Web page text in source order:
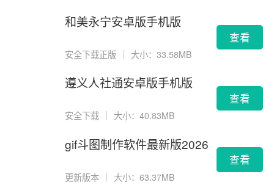
和美永宁安卓版手机版
安全下载正版 大小：33.58MB
查看
遵义人社通安卓版手机版
安全下载 大小：40.83MB
查看
gif斗图制作软件最新版2026
更新版本 ｜ 大小：63.37MB
查看